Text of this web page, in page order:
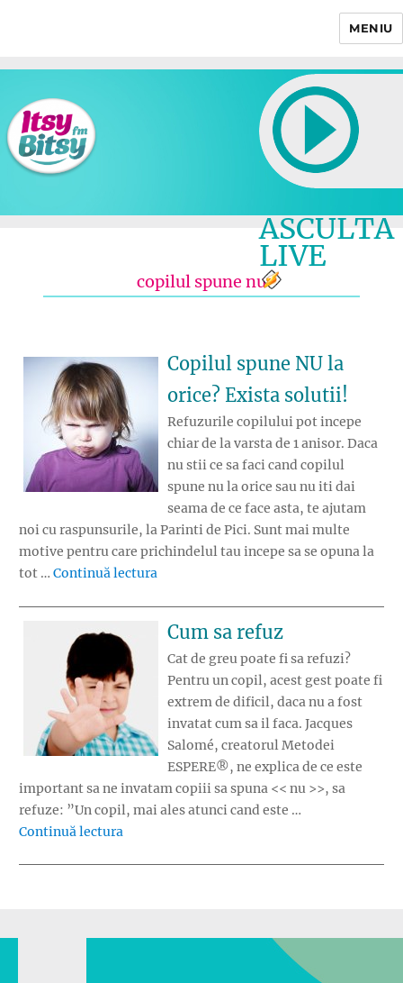
MENIU
ASCULTA
LIVE
copilul spune nu
Copilul spune NU la
orice? Exista solutii!
Refuzurile copilului pot incepe
chiar de la varsta de 1 anisor. Daca
nu stii ce sa faci cand copilul
spune nu la orice sau nu iti dai
seama de ce face asta, te ajutam
noi cu raspunsurile, la Parinti de Pici. Sunt mai multe
motive pentru care prichindelul tau incepe sa se opuna la
tot … Continuă lectura
Cum sa refuz
Cat de greu poate fi sa refuzi?
Pentru un copil, acest gest poate fi
extrem de dificil, daca nu a fost
invatat cum sa il faca. Jacques
Salomé, creatorul Metodei
ESPERE®, ne explica de ce este
important sa ne invatam copiii sa spuna << nu >>, sa
refuze: ”Un copil, mai ales atunci cand este …
Continuă lectura